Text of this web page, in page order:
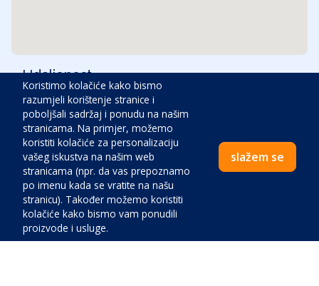
Udaljenost
Centar:800m
Plaža: 500m
Hitna pomoć: 5000m
Benzinska pumpa:
Koristimo kolačiće kako bismo
razumjeli korištenje stranice i
poboljšali sadržaj i ponudu na našim
stranicama. Na primjer, možemo
koristiti kolačiće za personalizaciju
vašeg iskustva na našim web
stranicama (npr. da vas prepoznamo
po imenu kada se vratite na našu
stranicu). Također možemo koristiti
kolačiće kako bismo vam ponudili
proizvode i usluge.
slažem se